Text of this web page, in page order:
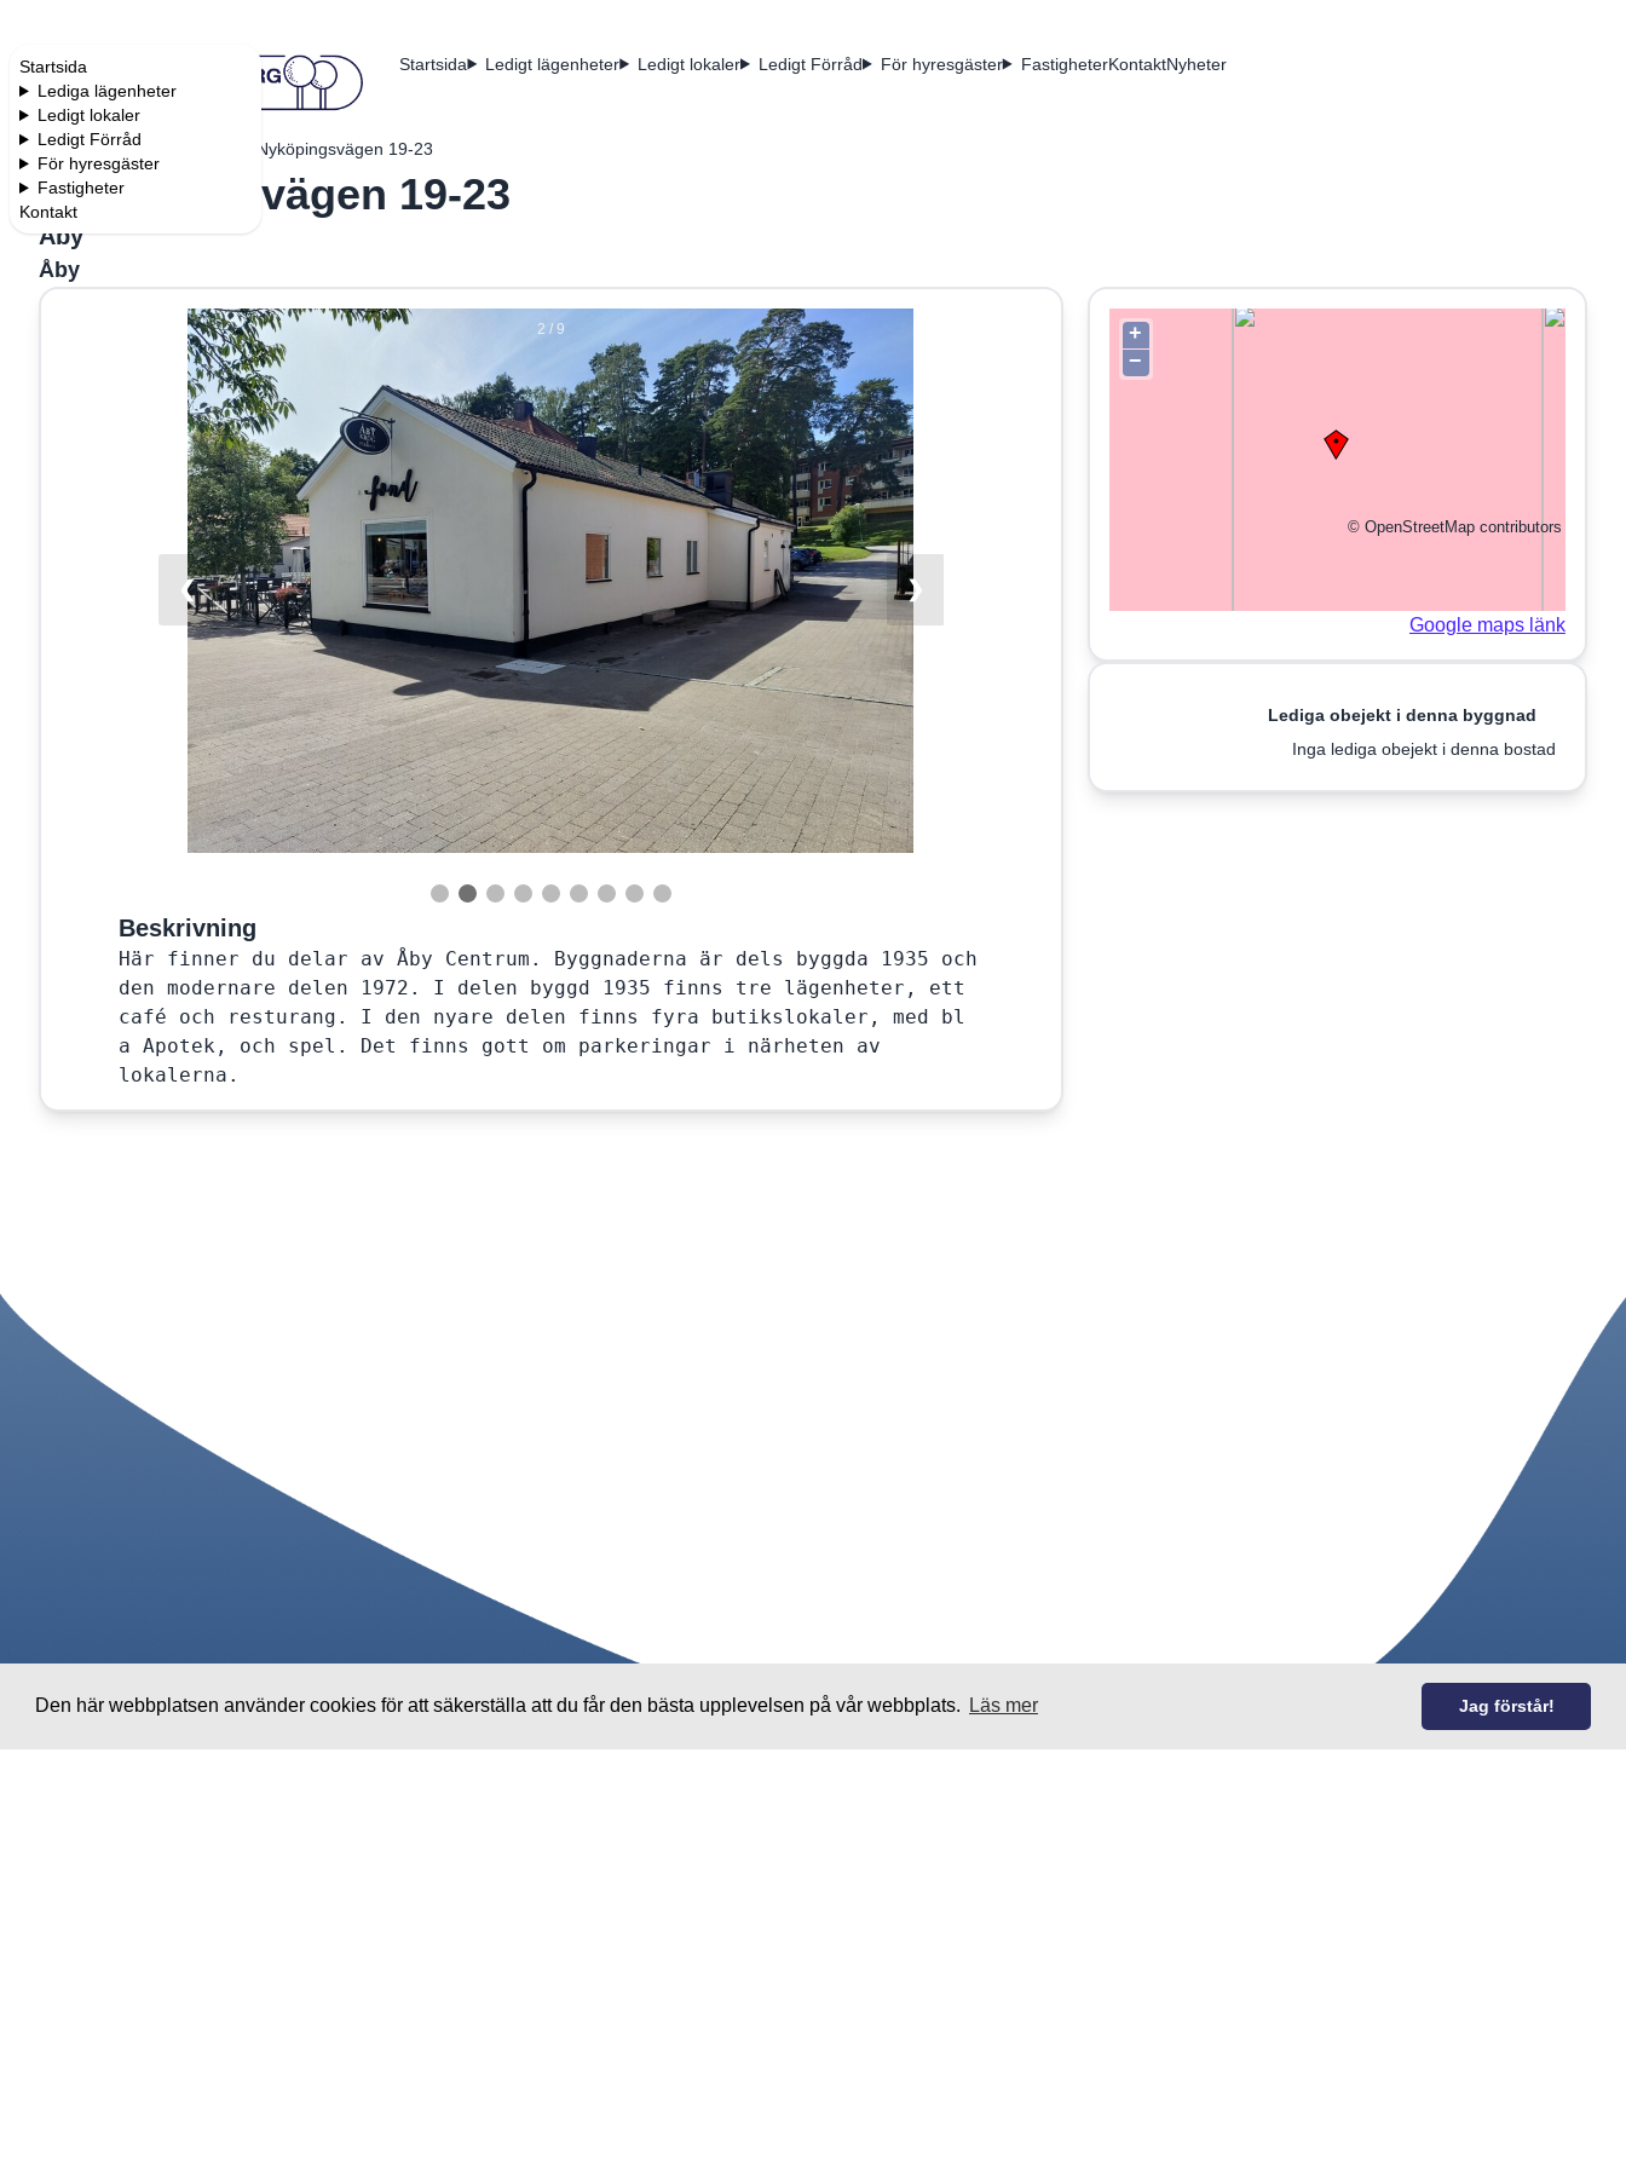
Den här webbplatsen använder cookies för att säkerställa att du får den bästa upplevelsen på vår webbplats. Läs mer Jag förstår!
Startsida
Lediga lägenheter
Ledigt lokaler
Ledigt Förråd
För hyresgäster
Fastigheter
Kontakt
Startsida Ledigt lägenheter Ledigt lokaler Ledigt Förråd För hyresgäster FastigheterKontaktNyheter
Startsida Fastigheter Nyköpingsvägen 19-23
Nyköpingsvägen 19-23
Åby
Åby
2 / 9
❮ ❯
Beskrivning
Här finner du delar av Åby Centrum. Byggnaderna är dels byggda 1935 och
den modernare delen 1972. I delen byggd 1935 finns tre lägenheter, ett
café och resturang. I den nyare delen finns fyra butikslokaler, med bl
a Apotek, och spel. Det finns gott om parkeringar i närheten av
lokalerna.
+
−
© OpenStreetMapcontributors
Google maps länk
Lediga obejekt i denna byggnad
Inga lediga obejekt i denna bostad